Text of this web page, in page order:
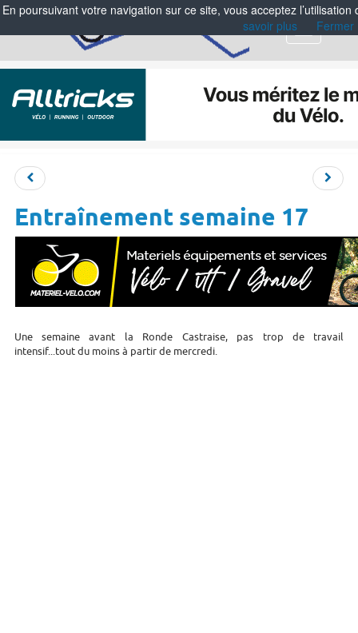
Menu
Entraînement semaine 17
Une semaine avant la Ronde Castraise, pas trop de travail
intensif...tout du moins à partir de mercredi.
En poursuivant votre navigation sur ce site, vous acceptez
savoir plus
Fermer